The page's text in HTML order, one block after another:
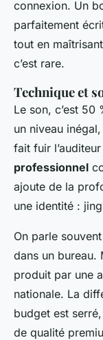
connexion. Un
parfaitement
tout en
c’est rare.
Technique et
Le son, c’est 50
un niveau
fait fuir
professionnel
ajoute de la
une identité :
On parle
dans un bureau.
produit par une
nationale. La
budget est
de qualité